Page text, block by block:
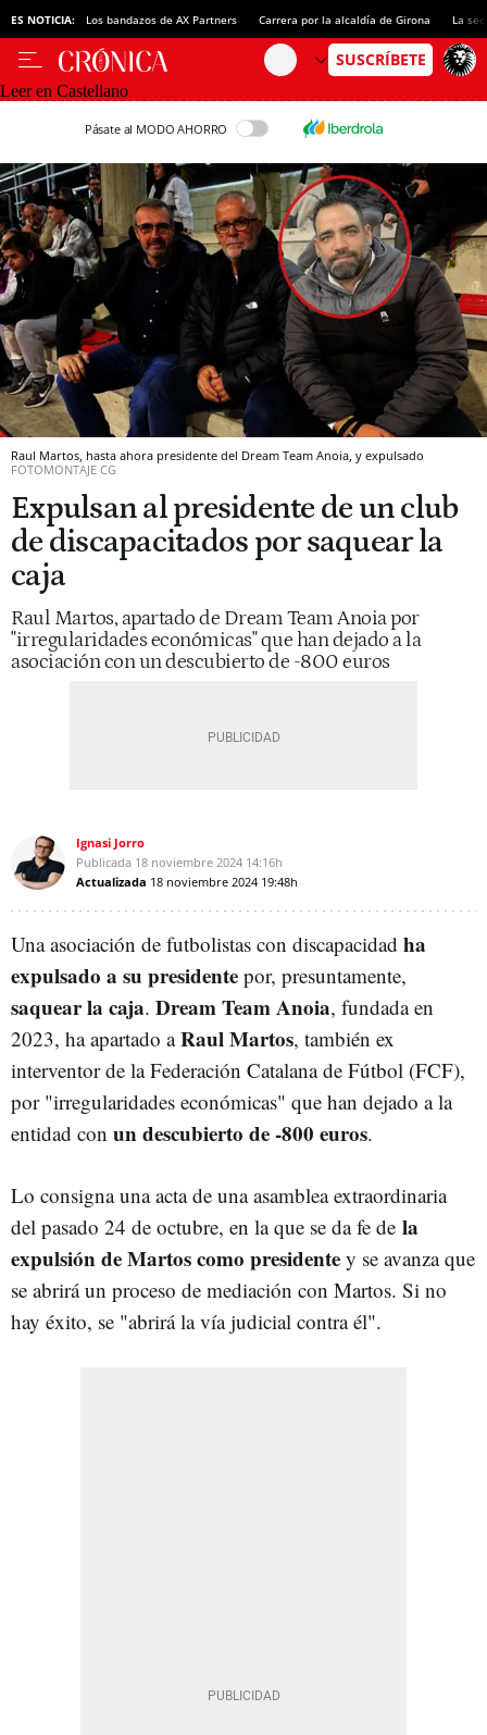
ES NOTICIA: Los bandazos de AX Partners Carrera por la alcaldía de Girona La
Leer en Castellano
Pásate al MODO AHORRO
Raul Martos, hasta ahora presidente del Dream Team Anoia, y expulsado
FOTOMONTAJE CG
Expulsan al presidente de un club
de discapacitados por saquear la
caja
Raul Martos, apartado de Dream Team Anoia por
"irregularidades económicas" que han dejado a la
asociación con un descubierto de -800 euros
Ignasi Jorro
Publicada 18 noviembre 2024 14:16h
Actualizada 18 noviembre 2024 19:48h
Una asociación de futbolistas con discapacidad ha
expulsado a su presidente por, presuntamente,
saquear la caja. Dream Team Anoia, fundada en
2023, ha apartado aRaul Martos, también ex
interventor de la Federación Catalana de Fútbol (FCF),
por "irregularidades económicas" que han dejado a la
entidad con un descubierto de -800 euros.
Lo consigna una acta de una asamblea extraordinaria
del pasado 24 de octubre, en la que se da fe de la
expulsión de Martos como presidente y se avanza que
se abrirá un proceso de mediación con Martos. Si no
hay éxito, se "abrirá la vía judicial contra él".